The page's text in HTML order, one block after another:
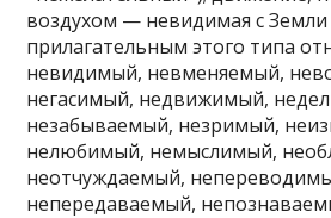
воздухом — невидимая с
прилагательным этого типа
невидимый, невменяемый,
негасимый, недвижимый,
незабываемый, незримый,
нелюбимый, немыслимый,
неотчуждаемый,
непередаваемый,